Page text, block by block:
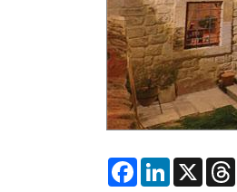
FacebookLinkedIn
X